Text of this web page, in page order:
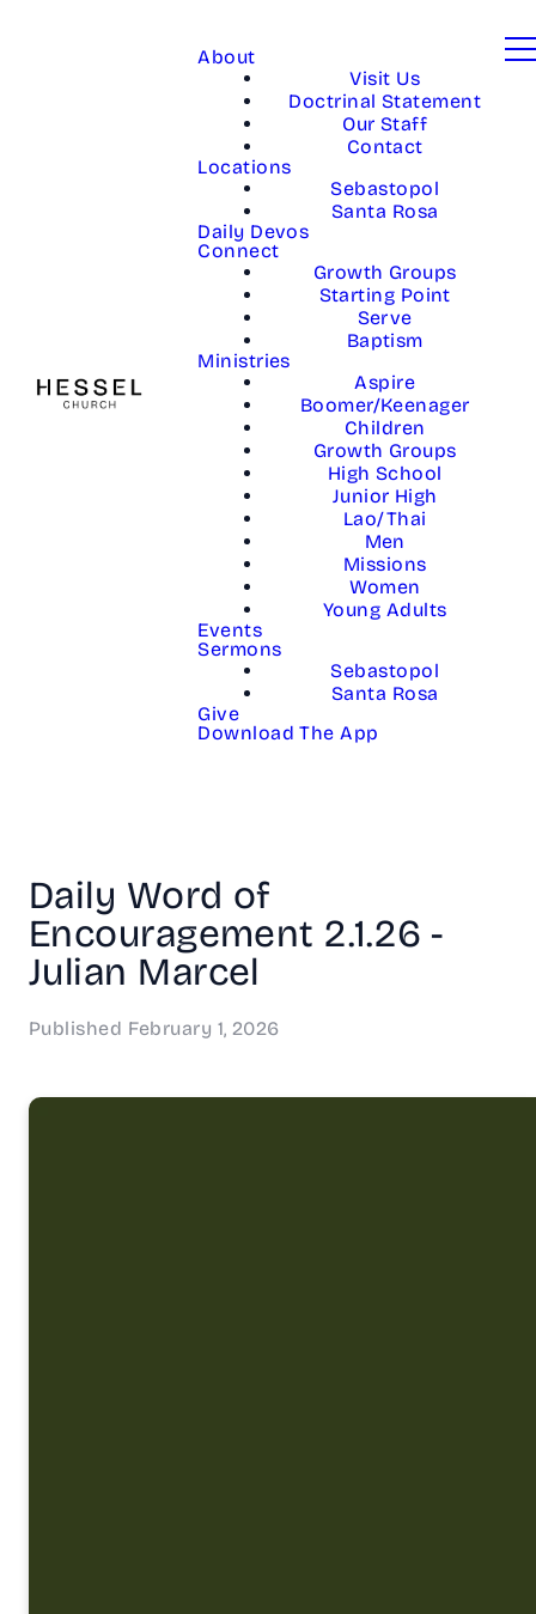
About
Visit Us
Doctrinal Statement
Our Staff
Contact
Locations
Sebastopol
Santa Rosa
Daily Devos
Connect
Growth Groups
Starting Point
Serve
Baptism
Ministries
Aspire
Boomer/Keenager
Children
Growth Groups
High School
Junior High
Lao/Thai
Men
Missions
Women
Young Adults
Events
Sermons
Sebastopol
Santa Rosa
Give
Download The App
Daily Word of
Encouragement 2.1.26 -
Julian Marcel
Published February 1, 2026